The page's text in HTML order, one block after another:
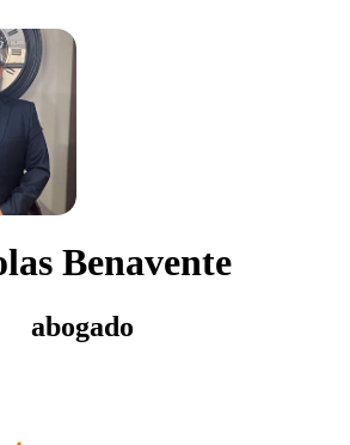
Benavente
abogado